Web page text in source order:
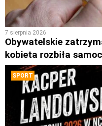
7 sierpnia 2026
Obywatelskie
kobieta rozbiła
SPORT